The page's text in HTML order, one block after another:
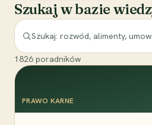
Szukaj w bazie
1826 poradników
PRAWO KARNE